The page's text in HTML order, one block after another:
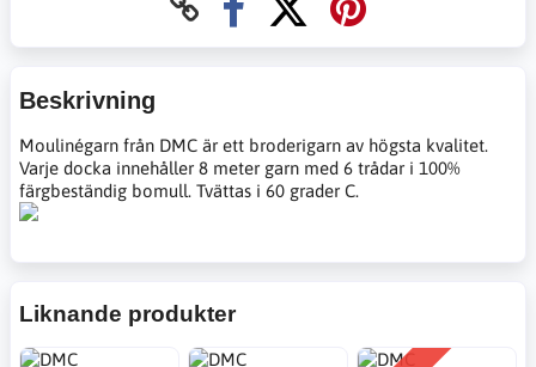
Beskrivning
Moulinégarn från DMC är ett broderigarn av högsta kvalitet.
Varje docka innehåller 8 meter garn med 6 trådar i 100%
färgbeständig bomull. Tvättas i 60 grader C.
Liknande produkter